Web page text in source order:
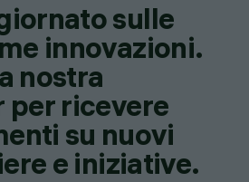
sulle
innovazioni.
nostra
per ricevere
su nuovi
e iniziative.